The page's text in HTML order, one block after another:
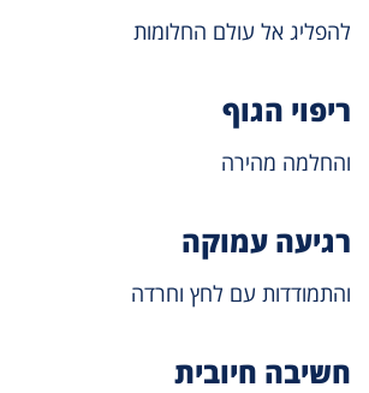
להפליג אל עולם החלומות
ריפוי הגוף
והחלמה מהירה
רגיעה עמוקה
והתמודדות עם לחץ וחרדה
חשיבה חיובית